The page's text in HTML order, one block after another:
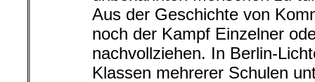
Aus der Geschichte von
noch der Kampf Einzelner
nachvollziehen. In Berlin-
Klassen mehrerer Schulen